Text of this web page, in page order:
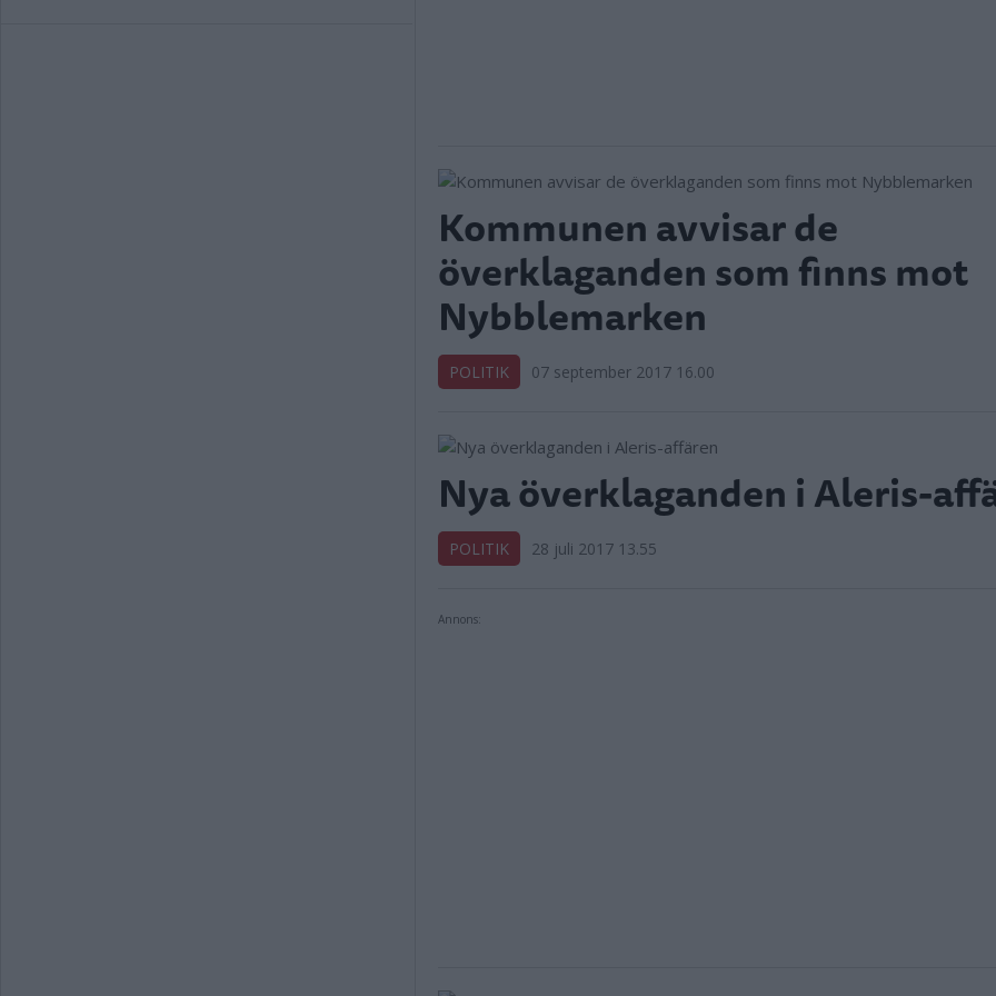
Kommunen avvisar de
överklaganden som finns mot
Nybblemarken
POLITIK 07 september 2017 16.00
Nya överklaganden i Aleris-
POLITIK 28 juli 2017 13.55
Annons: